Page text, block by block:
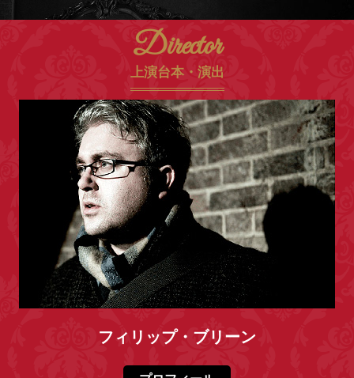
Director
上演台本・演出
フィリップ・ブリーン